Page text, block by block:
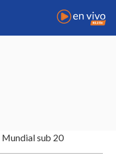
Mundial sub 20